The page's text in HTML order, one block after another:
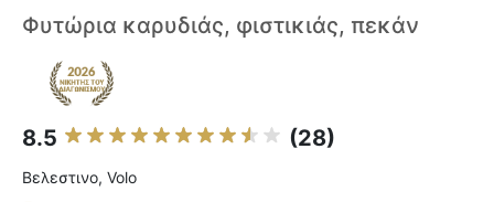
Φυτώρια καρυδιάς, φιστικιάς, πεκάν
8.5 (28)
Βελεστινο, Volo